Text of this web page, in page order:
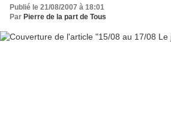
Publié le 21/08/2007 à 18:01
Par Pierre de la part de Tous